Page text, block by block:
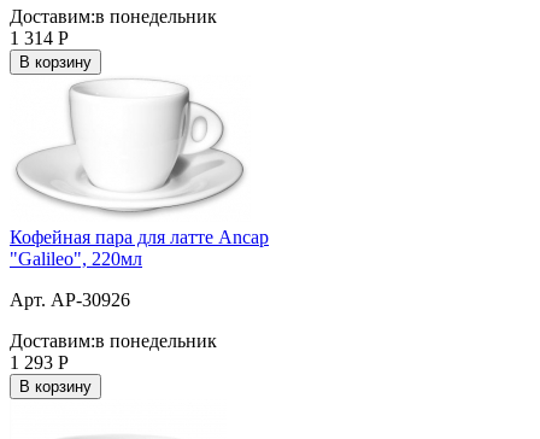
Доставим:в понедельник
1 314 Р
В корзину
Кофейная пара для латте Ancap
"Galileo", 220мл
Арт. AP-30926
Доставим:в понедельник
1 293 Р
В корзину